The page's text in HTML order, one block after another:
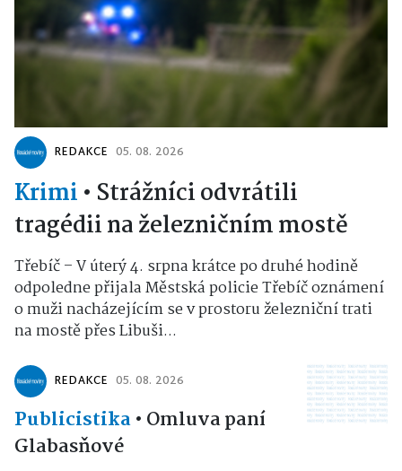
REDAKCE 05. 08. 2026
Krimi • Strážníci odvrátili
tragédii na železničním mostě
Třebíč – V úterý 4. srpna krátce po druhé hodině
odpoledne přijala Městská policie Třebíč oznámení
o muži nacházejícím se v prostoru železniční trati
na mostě přes Libuši...
REDAKCE 05. 08. 2026
Publicistika• Omluva paní
Glabasňové